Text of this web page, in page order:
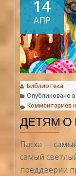
14
АПР
Библиотека
Опубликовано в
Комментариев
ДЕТЯМ О
Пасха —
самый
преддверии